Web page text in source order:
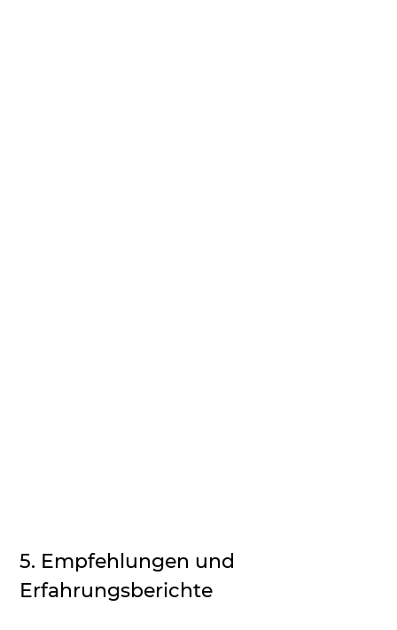
5. Empfehlungen und
Erfahrungsberichte